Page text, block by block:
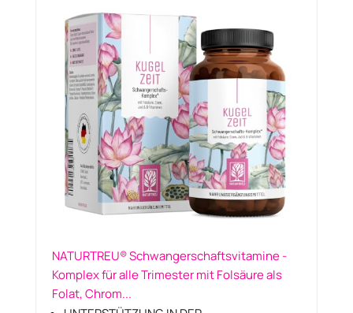
NATURTREU® Schwangerschaftsvitamine -
Komplex für alle Trimester mit Folsäure als
Folat, Chrom...